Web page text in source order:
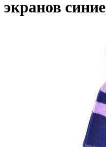
экранов